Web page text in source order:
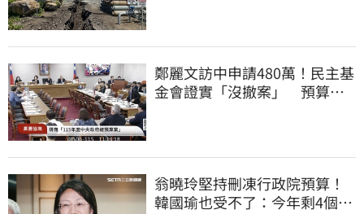
鄭麗文訪中申請480萬！民主基
金會證實「沒撤案」 預算被
翁曉玲堅持刪凍行政院預算！
韓國瑜也受不了：今年剩4個月